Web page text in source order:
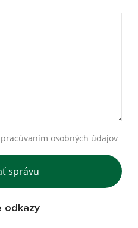
osobných údajov
správu
odkazy